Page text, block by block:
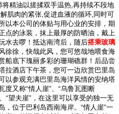
精油以搓揉双手温热,再持续不段地
肌肉的紧张,促进血液的循环,同时可
以本公司的体贴与用心业的安排，期
点的泳装，抹上最厚的防晒油，戴上
水去啰！抵达南湾后，随后搭乘玻璃
徐徐，快哉此风，您可悠哉地喂食海
船底下瑰丽多彩的珊瑚礁群！后品尝
拉酒店下午茶，您可一边欣赏巴里岛
以参观充满巴里岛海洋风情的安纳塔
度又称“情人崖”、“乌鲁瓦图断
“望夫崖”，在这里可以享受的独一无
，位于巴利岛西南海岸。“情人崖”一